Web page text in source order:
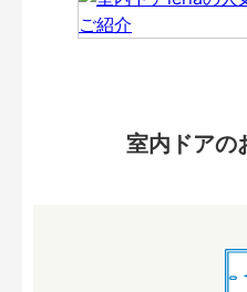
室内ドアの